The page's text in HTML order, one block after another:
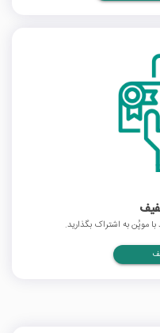
موپُن به اشتراک بگذارید.